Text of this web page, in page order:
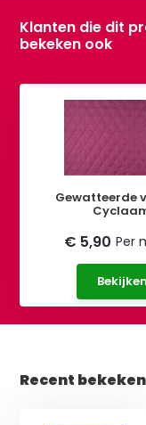
Klanten die dit
bekeken ook
Gewatteerde
€ 5,90 Per
Bekijken
Recent bekeken